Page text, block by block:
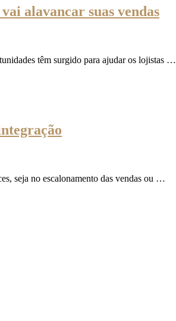
alavancar suas vendas
têm surgido para ajudar os lojistas …
seja no escalonamento das vendas ou …